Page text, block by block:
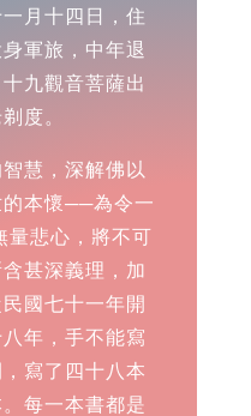
月十四日，住
軍旅，中年退
九觀音菩薩出
度。
慧，深解佛以
本懷──為令一
量悲心，將不可
甚深義理，加
國七十一年開
年，手不能寫
寫了四十八本
每一本書都是